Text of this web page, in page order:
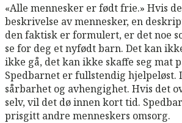
«Alle mennesker er født frie.» Hvis
beskrivelse av mennesker, en
den faktisk er formulert, er det noe
se for deg et nyfødt barn. Det kan
ikke gå, det kan ikke skaffe seg mat
Spedbarnet er fullstendig hjelpeløst.
sårbarhet og avhengighet. Hvis det
selv, vil det dø innen kort tid.
prisgitt andre menneskers omsorg.